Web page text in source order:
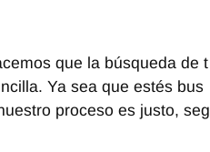
que la búsqueda de t
Ya sea que estés bus
proceso es justo, seg